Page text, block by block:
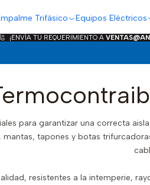
Trifásico Equipos Eléctricos
¡ENVÍA TU REQUERIMIENTO A
para garantizar una correcta
tapones y botas
resistentes a la intemperie,